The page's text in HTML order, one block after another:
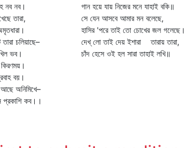
নব।
তারা,
চলিয়াছে–
ভব।
বয়।
অনিমিখে–
কব।।
গান হয়ে যায় নিজের মনে যাহাই বকি॥
সে যেন আসবে আমার মন বলেছে,
হাসির 'পরে তাই তো চোখের জল গলেছে।
দেখ্‌ লো তাই দেয় ইশারা তারায় তারা,
চাঁদ হেসে ওই হল সারা তাহাই লখি॥